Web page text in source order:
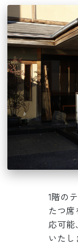
1階の
たつ席
応可能
いたし